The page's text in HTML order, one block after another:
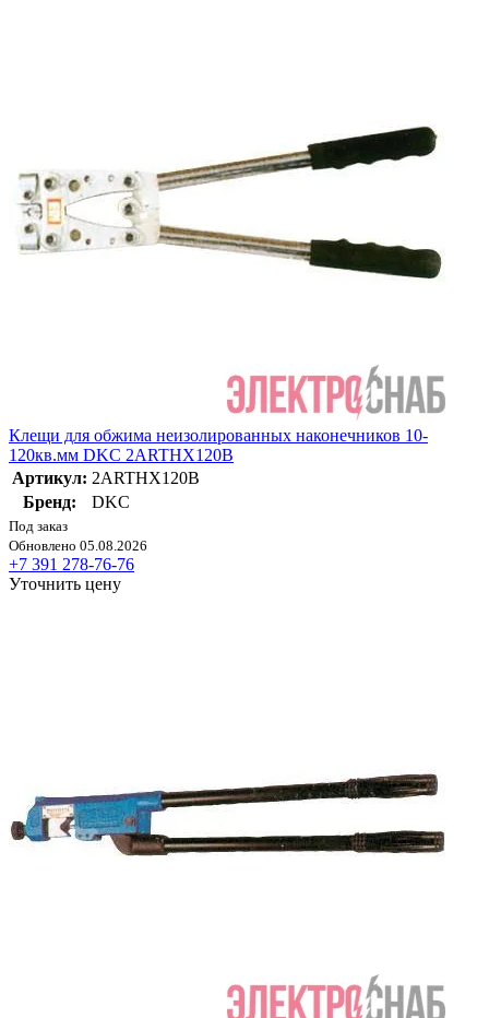
Клещи для обжима неизолированных наконечников 10-
120кв.мм DKC 2ARTHX120B
Артикул: 2ARTHX120B
Бренд:
DKC
Под заказ
Обновлено 05.08.2026
+7 391 278-76-76
Уточнить цену